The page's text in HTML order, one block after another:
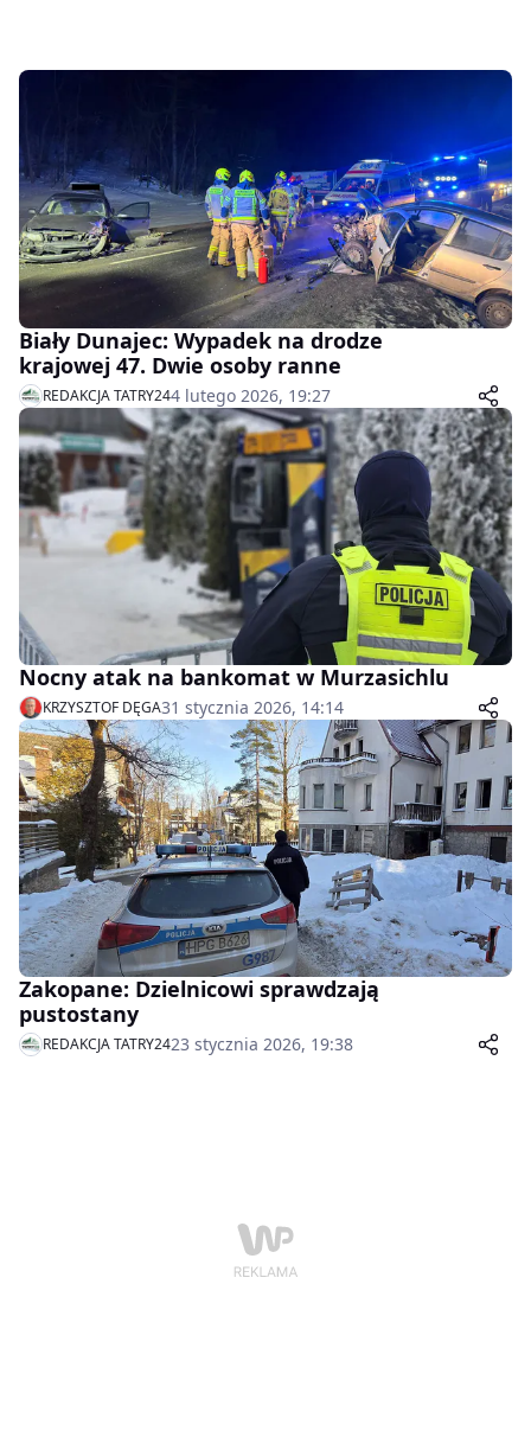
Biały Dunajec: Wypadek na drodze
krajowej 47. Dwie osoby ranne
REDAKCJA TATRY244 lutego 2026, 19:27
Nocny atak na bankomat w Murzasichlu
KRZYSZTOF DĘGA31 stycznia 2026, 14:14
Zakopane: Dzielnicowi sprawdzają
pustostany
REDAKCJA TATRY2423 stycznia 2026, 19:38